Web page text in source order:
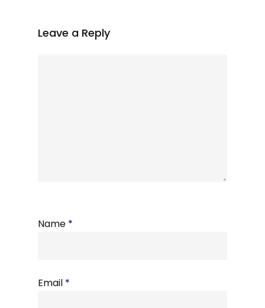
Leave a Reply
Name *
Email *